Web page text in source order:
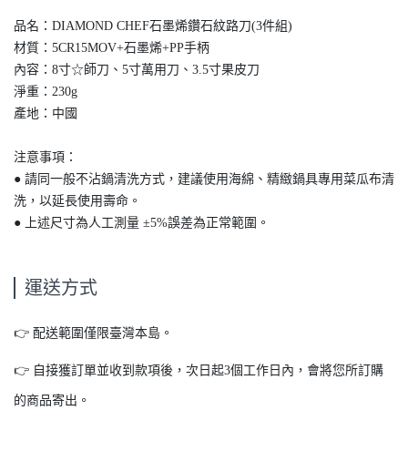
品名：DIAMOND CHEF石墨烯鑽石紋路刀(3件組)
材質：5CR15MOV+石墨烯+PP手柄
內容：8寸☆師刀、5寸萬用刀、3.5寸果皮刀
淨重：230g
產地：中國
注意事項：
● 請同一般不沾鍋清洗方式，建議使用海綿、精緻鍋具專用菜瓜布清
洗，以延長使用壽命。
● 上述尺寸為人工測量 ±5%誤差為正常範圍。
運送方式
👉 配送範圍僅限臺灣本島。
👉 自接獲訂單並收到款項後，次日起3個工作日內，會將您所訂購
的商品寄出。